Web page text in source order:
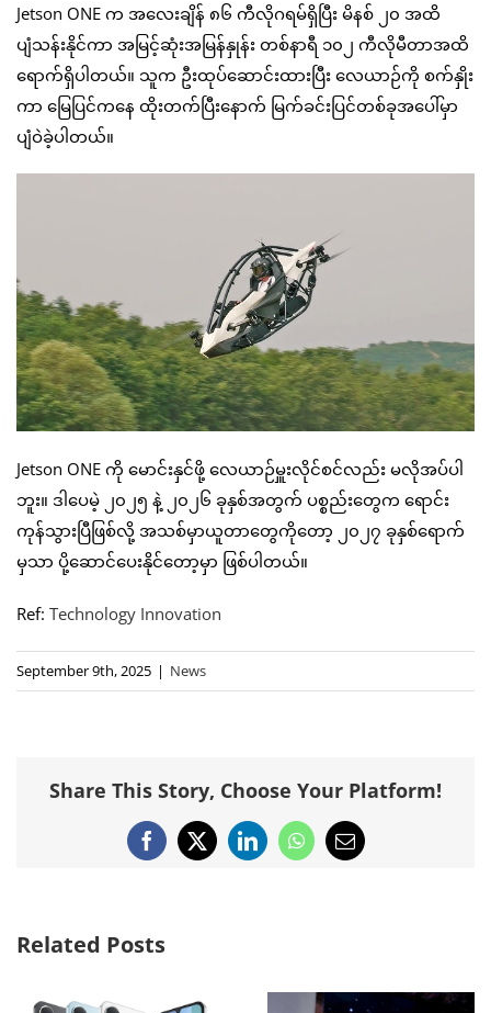
Jetson ONE က အလေးချိန် ၈၆ ကီလိုဂရမ်ရှိပြီး မိနစ် ၂၀ အထိ
ပျံသန်းနိုင်ကာ အမြင့်ဆုံးအမြန်နှုန်း တစ်နာရီ ၁၀၂ ကီလိုမီတာအထိ
ရောက်ရှိပါတယ်။ သူက ဦးထုပ်ဆောင်းထားပြီး လေယာဉ်ကို စက်နှိုး
ကာ မြေပြင်ကနေ ထိုးတက်ပြီးနောက် မြက်ခင်းပြင်တစ်ခုအပေါ်မှာ
ပျံဝဲခဲ့ပါတယ်။
Jetson ONE ကို မောင်းနှင်ဖို့ လေယာဉ်မှူးလိုင်စင်လည်း မလိုအပ်ပါ
ဘူး။ ဒါပေမဲ့ ၂၀၂၅ နဲ့ ၂၀၂၆ ခုနှစ်အတွက် ပစ္စည်းတွေက ရောင်း
ကုန်သွားပြီဖြစ်လို့ အသစ်မှာယူတာတွေကိုတော့ ၂၀၂၇ ခုနှစ်ရောက်
မှသာ ပို့ဆောင်ပေးနိုင်တော့မှာ ဖြစ်ပါတယ်။
Ref: Technology Innovation
September 9th, 2025 | News
Share This Story, Choose Your Platform!
Facebook
X LinkedInWhatsApp
Email
Related Posts